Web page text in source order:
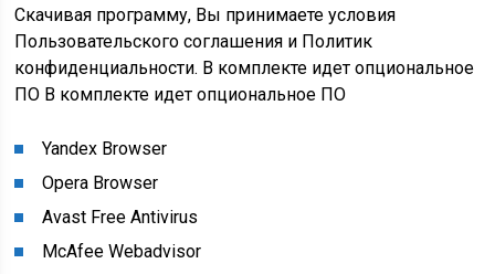
Скачивая программу, Вы принимаете условия
Пользовательского соглашения и Политик
конфиденциальности. В комплекте идет опциональное
ПО В комплекте идет опциональное ПО
Yandex Browser
Opera Browser
Avast Free Antivirus
McAfee Webadvisor